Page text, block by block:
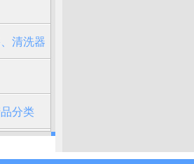
清洗器
分类